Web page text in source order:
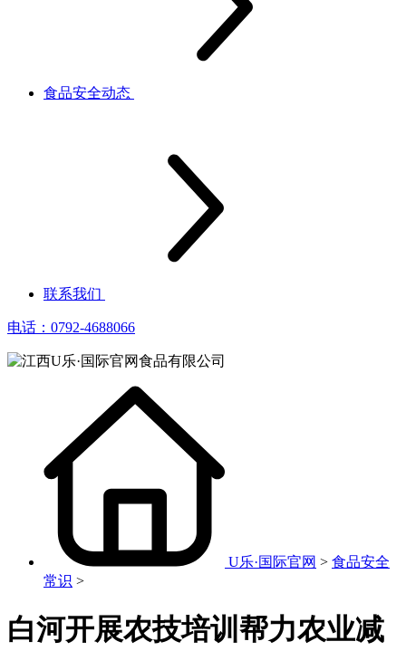
食品安全动态
联系我们
电话：0792-4688066
U乐·国际官网 > 食品安全
常识 >
白河开展农技培训帮力农业减